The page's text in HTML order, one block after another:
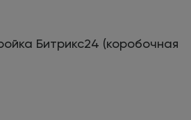
Битрикс24 (коробочная